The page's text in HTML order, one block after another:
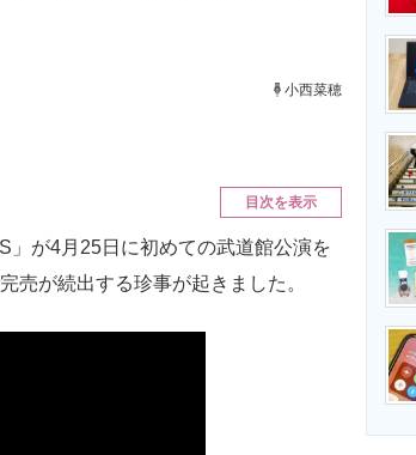
エネルギーの専門
小西菜穂
目次を表示
が4月25日に初めての武道館公演を
売が続出する珍事が起きました。